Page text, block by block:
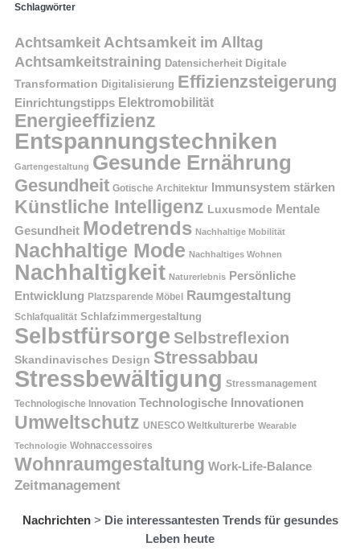
Schlagwörter
Achtsamkeit Achtsamkeit im Alltag
Achtsamkeitstraining Datensicherheit Digitale
Transformation Digitalisierung Effizienzsteigerung
Einrichtungstipps Elektromobilität
Energieeffizienz
Entspannungstechniken
Gartengestaltung Gesunde Ernährung
Gesundheit Gotische Architektur Immunsystem stärken
Künstliche Intelligenz Luxusmode Mentale
Gesundheit Modetrends Nachhaltige Mobilität
Nachhaltige Mode Nachhaltiges Wohnen
Nachhaltigkeit Naturerlebnis Persönliche
Entwicklung Platzsparende Möbel Raumgestaltung
Schlafqualität Schlafzimmergestaltung
Selbstfürsorge Selbstreflexion
Skandinavisches Design Stressabbau
Stressbewältigung Stressmanagement
Technologische Innovation Technologische Innovationen
Umweltschutz UNESCO Weltkulturerbe Wearable
Technologie Wohnaccessoires
Wohnraumgestaltung Work-Life-Balance
Zeitmanagement
Nachrichten> Die interessantesten Trends für gesundes
Leben heute